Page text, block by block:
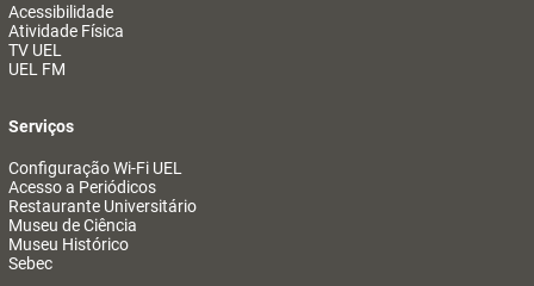
Acessibilidade
Atividade Física
TV UEL
UEL FM
Serviços
Configuração Wi-Fi UEL
Acesso a Periódicos
Restaurante Universitário
Museu de Ciência
Museu Histórico
Sebec